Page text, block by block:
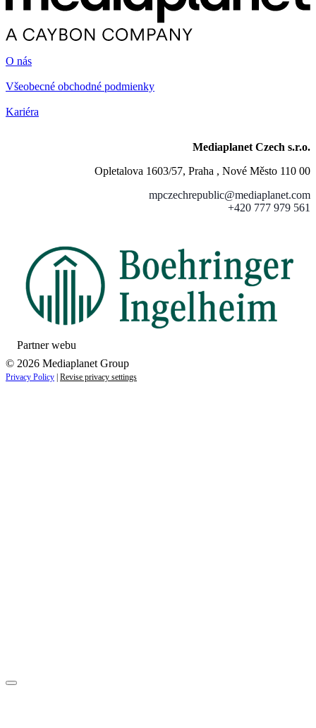
O nás
Všeobecné obchodné podmienky
Kariéra
Mediaplanet Czech s.r.o.
Opletalova 1603/57, Praha , Nové Město 110 00
mpczechrepublic@mediaplanet.com
+420 777 979 561
Partner webu
© 2026 Mediaplanet Group
Privacy Policy | Revise privacy settings